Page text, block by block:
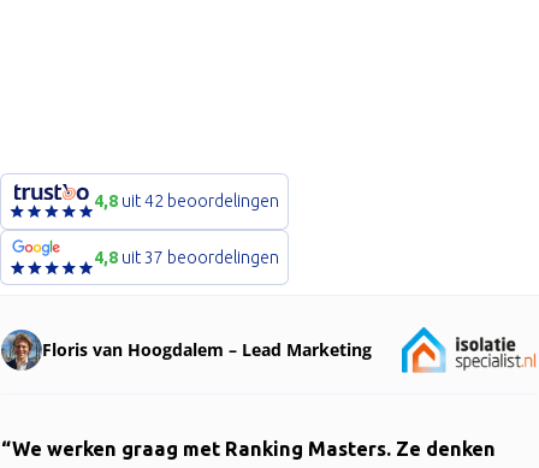
4,8 uit 42 beoordelingen
4,8 uit 37 beoordelingen
Floris van Hoogdalem – Lead Marketing
“We werken graag met Ranking Masters. Ze denken